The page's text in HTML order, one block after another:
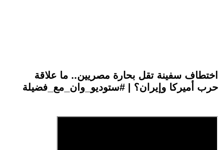
اختطاف سفينة تقل بحارة مصريين.. ما علاقة
حرب أميركا وإيران؟ | #ستوديو_وان_مع_فضيلة